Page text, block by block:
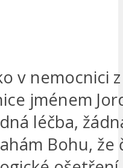
v nemocnici
jménem
léčba,
Bohu, že